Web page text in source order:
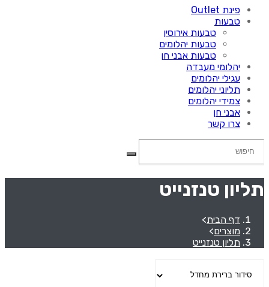
פינת Outlet
טבעות
טבעות אירוסין
טבעות יהלומים
טבעות אבני חן
יהלומי מעבדה
עגילי יהלומים
תליוני יהלומים
צמידי יהלומים
אבני חן
צרו קשר
תליון טנזנייט
דף הבית>
מוצרים>
תליון טנזנייט